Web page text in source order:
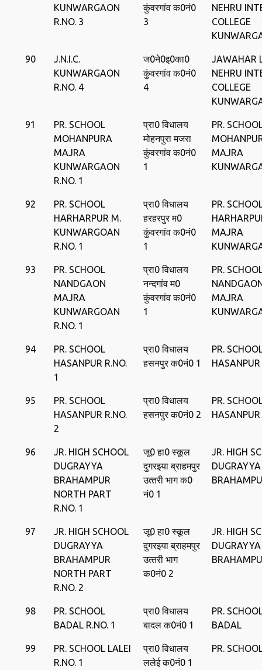
KUNWARGAON
R.NO. 3
कुंवरगांव क0नं0
3
NEHRU
COLLEGE
90
J.N.I.C.
KUNWARGAON
R.NO. 4
ज0ने0इ0का0
कुंवरगांव क0नं0
4
JAWAHAR
NEHRU
COLLEGE
91
PR. SCHOOL
MOHANPURA
MAJRA
KUNWARGAON
R.NO. 1
प्रा0 विधालय
मोहनपुरा मजरा
कुंवरगांव क0नं0
1
PR.
MAJRA
92
PR. SCHOOL
HARHARPUR M.
KUNWARGOAN
R.NO. 1
प्रा0 विधालय
हरहरपुर म0
कुंवरगांव क0नं0
1
PR.
MAJRA
93
PR. SCHOOL
NANDGAON
MAJRA
KUNWARGOAN
R.NO. 1
प्रा0 विधालय
नन्‍दगांव म0
कुंवरगांव क0नं0
1
PR.
MAJRA
94
PR. SCHOOL
HASANPUR R.NO.
1
प्रा0 विधालय
हसनपुर क0नं0 1
PR.
HASANPUR
95
PR. SCHOOL
HASANPUR R.NO.
2
प्रा0 विधालय
हसनपुर क0नं0 2
PR.
HASANPUR
96
JR. HIGH SCHOOL
DUGRAYYA
BRAHAMPUR
NORTH PART
R.NO. 1
जू0 हा0 स्‍कूल
दुगरइया ब्राहमपुर
उत्‍तरी भाग क0
नं0 1
JR. HIGH
DUGRAYYA
97
JR. HIGH SCHOOL
DUGRAYYA
BRAHAMPUR
NORTH PART
R.NO. 2
जू0 हा0 स्‍कूल
दुगरइया ब्राहमपुर
उत्‍तरी भाग
क0नं0 2
JR. HIGH
DUGRAYYA
98
PR. SCHOOL
BADAL R.NO. 1
प्रा0 विधालय
बादल क0नं0 1
PR.
BADAL
99
PR. SCHOOL LALEI
R.NO. 1
प्रा0 विधालय
ललेई क0नं0 1
PR.